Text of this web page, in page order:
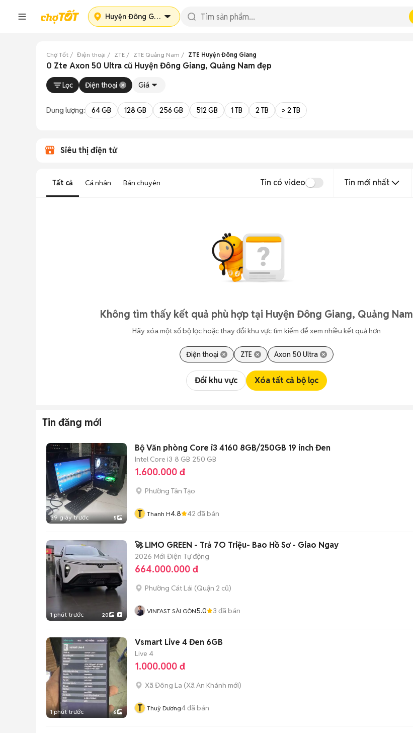
Huyện Đông Giang
Chợ Tốt Điện thoại ZTE ZTE Quảng Nam ZTE Huyện Đông Giang
0 Zte Axon 50 Ultra cũ Huyện Đông Giang, Quảng Nam đẹp
Lọc Điện thoại Giá
Dung lượng: 64 GB 128 GB 256 GB 512 GB 1 TB 2 TB > 2 TB
Siêu thị điện tử
Tất cả Cá nhân Bán chuyên Tin có video Tin mới nhất
Không tìm thấy kết quả phù hợp tại Huyện Đông Giang, Quảng Nam
Hãy xóa một số bộ lọc hoặc thay đổi khu vực tìm kiếm để xem nhiều kết quả hơn
Điện thoại ZTE Axon 50 Ultra
Đổi khu vực Xóa tất cả bộ lọc
Tin đăng mới
39 giây trước 5
Bộ Văn phòng Core i3 4160 8GB/250GB 19 inch Đen
Intel Core i3 8 GB 250 GB
1.600.000 đ
Phường Tân Tạo
T Thanh H4.8 42 đã bán
1 phút trước 20
🚀 LIMO GREEN - Trả 7O Triệu- Bao Hồ Sơ - Giao Ngay
2026 Mới Điện Tự động
664.000.000 đ
Phường Cát Lái (Quận 2 cũ)
VINFAST SÀI GÒN5.0 3 đã bán
1 phút trước 6
Vsmart Live 4 Đen 6GB
Live 4
1.000.000 đ
Xã Đông La (Xã An Khánh mới)
T Thuỳ Dương4đã bán